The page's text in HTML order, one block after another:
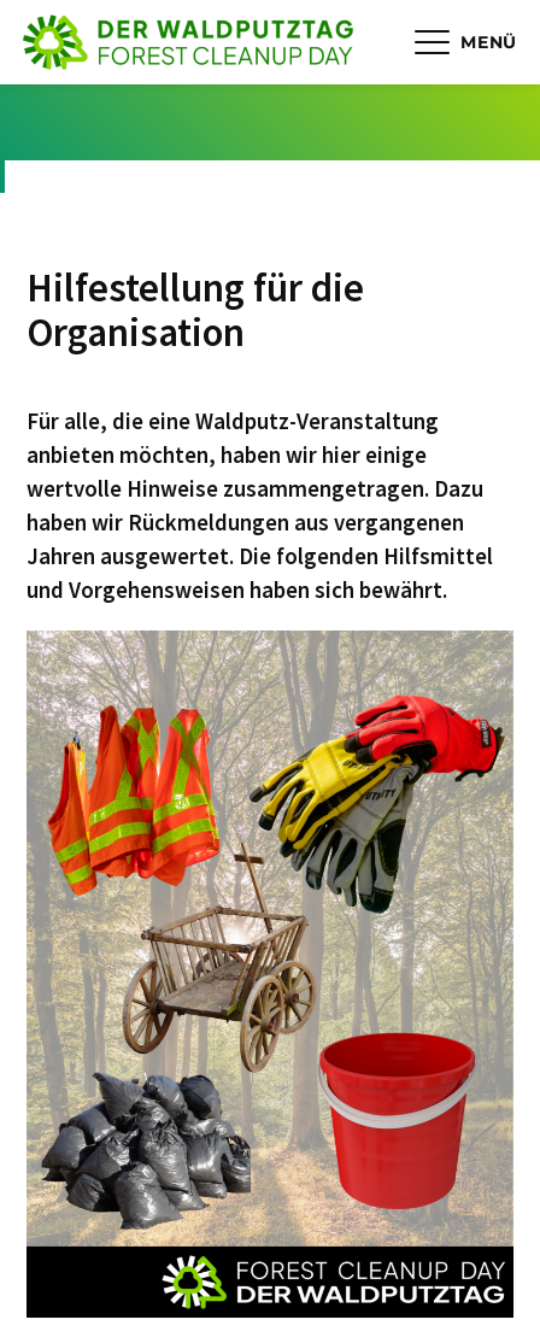
MENÜ
Hilfestellung für die
Organisation
Für alle, die eine Waldputz-Veranstaltung
anbieten möchten, haben wir hier einige
wertvolle Hinweise zusammengetragen. Dazu
haben wir Rückmeldungen aus vergangenen
Jahren ausgewertet. Die folgenden Hilfsmittel
und Vorgehensweisen haben sich bewährt.